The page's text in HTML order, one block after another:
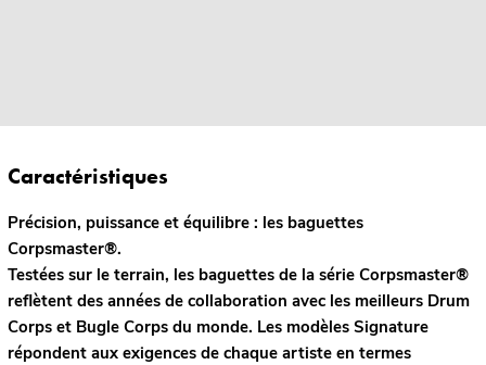
Caractéristiques
Précision, puissance et équilibre : les baguettes
Corpsmaster®.
Testées sur le terrain, les baguettes de la série Corpsmaster®
reflètent des années de collaboration avec les meilleurs Drum
Corps et Bugle Corps du monde. Les modèles Signature
répondent aux exigences de chaque artiste en termes